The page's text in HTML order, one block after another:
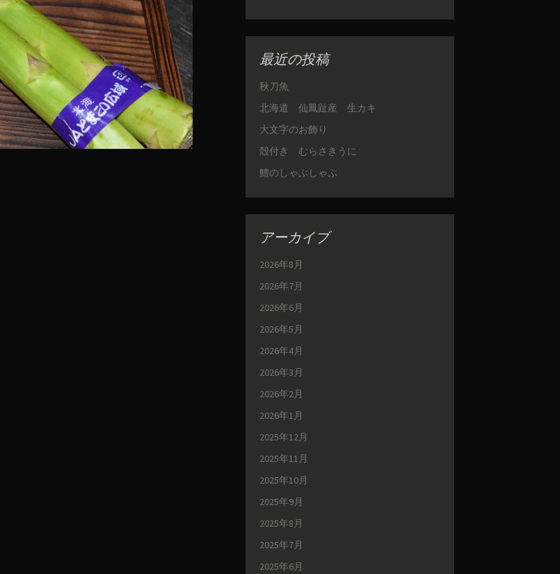
最近の投稿
秋刀魚
北海道 仙鳳趾産 生カキ
大文字のお飾り
殻付き むらさきうに
鱧のしゃぶしゃぶ
アーカイブ
2026年8月
2026年7月
2026年6月
2026年5月
2026年4月
2026年3月
2026年2月
2026年1月
2025年12月
2025年11月
2025年10月
2025年9月
2025年8月
2025年7月
2025年6月